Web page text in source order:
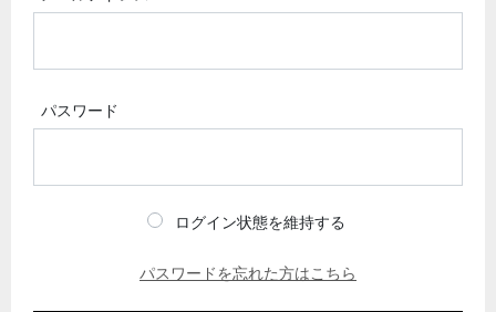
パスワード
ログイン状態を維持する
パスワードを忘れた方はこちら